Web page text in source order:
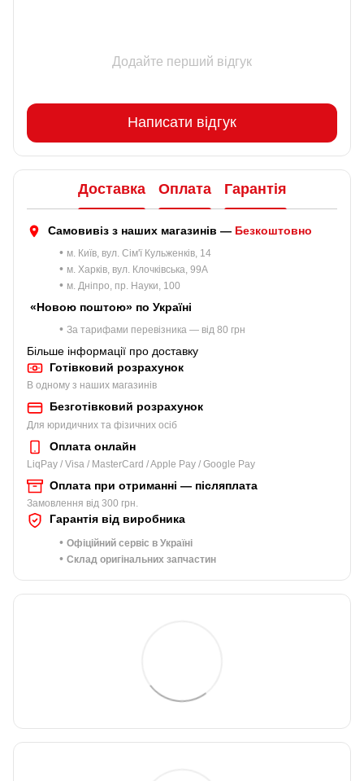
Додайте перший відгук
Написати відгук
Доставка Оплата Гарантія
Самовивіз з наших магазинів — Безкоштовно
• м. Київ, вул. Сім'ї Кульженків, 14
• м. Харків, вул. Клочківська, 99A
• м. Дніпро, пр. Науки, 100
«Новою поштою» по Україні
• За тарифами перевізника — від 80 грн
Більше інформації про доставку
Готівковий розрахунок
В одному з наших магазинів
Безготівковий розрахунок
Для юридичних та фізичних осіб
Оплата онлайн
LiqPay / Visa / MasterCard / Apple Pay / Google Pay
Оплата при отриманні — післяплата
Замовлення від 300 грн.
Гарантія від виробника
• Офіційний сервіс в Україні
• Склад оригінальних запчастин